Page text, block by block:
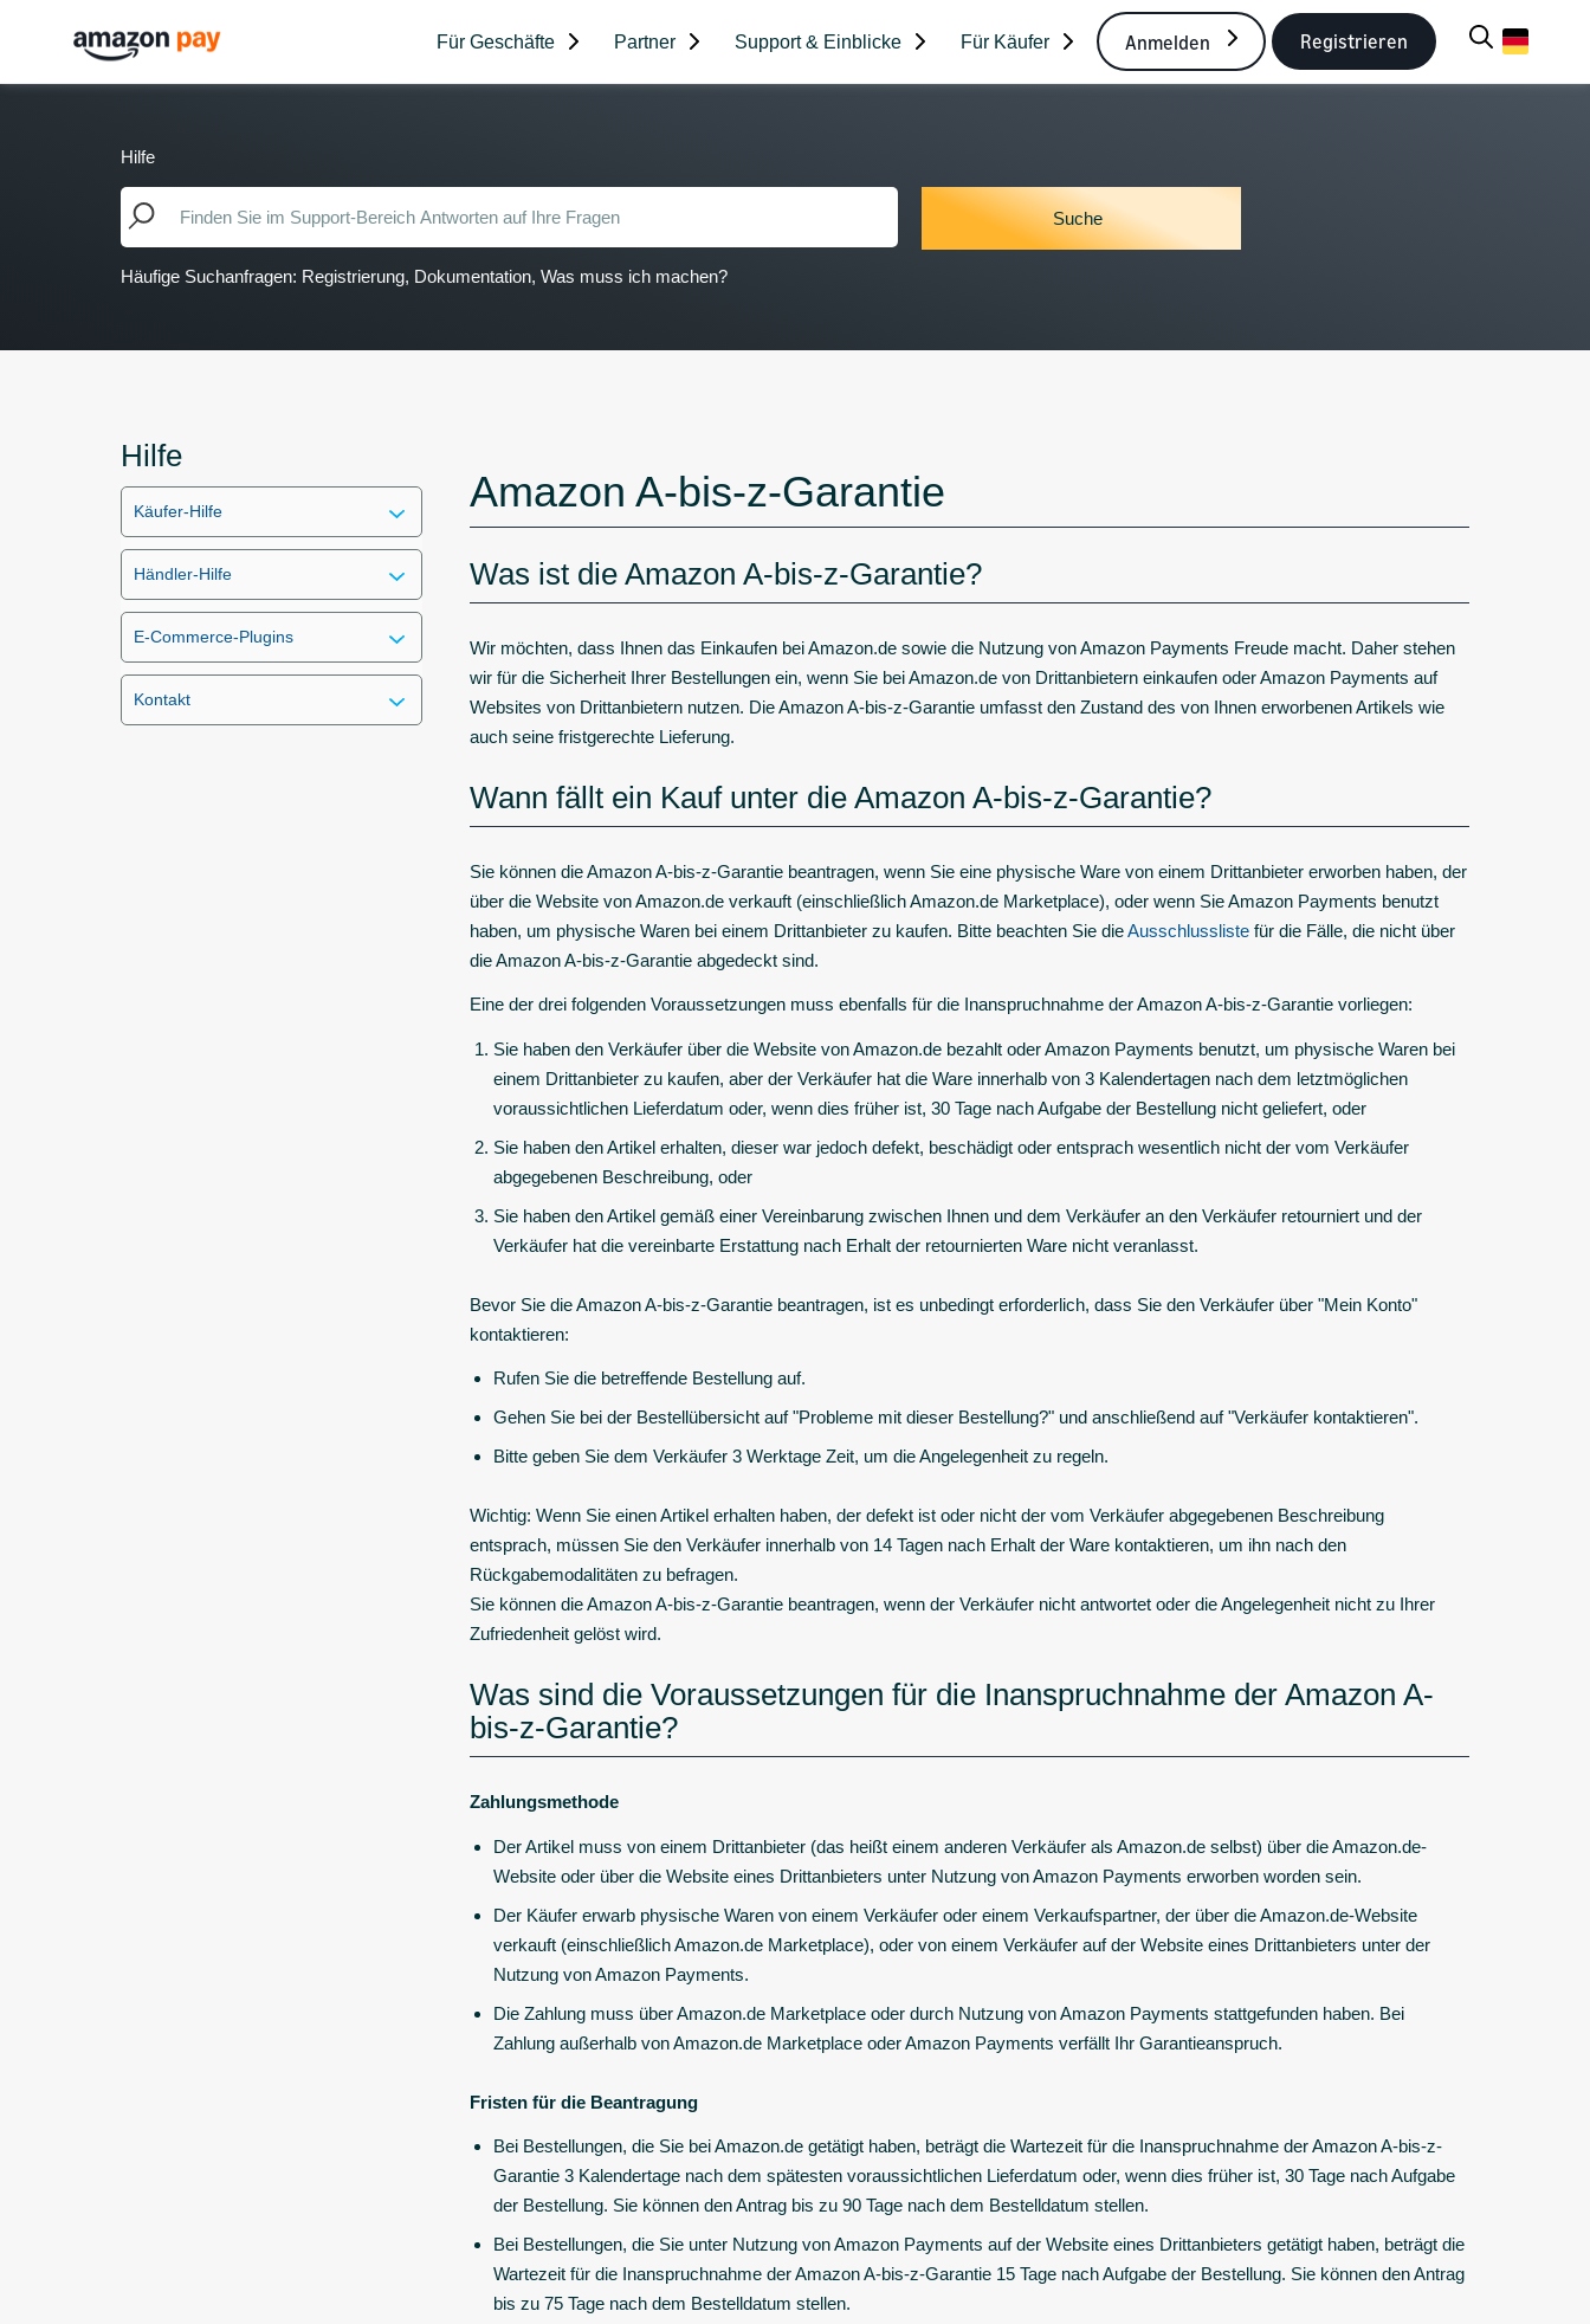
Für Geschäfte Partner Support & Einblicke Für Käufer Anmelden Registrieren
Hilfe
Häufige Suchanfragen: Registrierung, Dokumentation, Was muss ich machen?
Hilfe
Käufer-Hilfe
Händler-Hilfe
E-Commerce-Plugins
Kontakt
Amazon A-bis-z-Garantie
Was ist die Amazon A-bis-z-Garantie?
Wir möchten, dass Ihnen das Einkaufen bei Amazon.de sowie die Nutzung von Amazon Payments Freude macht. Daher stehen
wir für die Sicherheit Ihrer Bestellungen ein, wenn Sie bei Amazon.de von Drittanbietern einkaufen oder Amazon Payments auf
Websites von Drittanbietern nutzen. Die Amazon A-bis-z-Garantie umfasst den Zustand des von Ihnen erworbenen Artikels wie
auch seine fristgerechte Lieferung.
Wann fällt ein Kauf unter die Amazon A-bis-z-Garantie?
Sie können die Amazon A-bis-z-Garantie beantragen, wenn Sie eine physische Ware von einem Drittanbieter erworben haben, der
über die Website von Amazon.de verkauft (einschließlich Amazon.de Marketplace), oder wenn Sie Amazon Payments benutzt
haben, um physische Waren bei einem Drittanbieter zu kaufen. Bitte beachten Sie dieAusschlussliste für die Fälle, die nicht über
die Amazon A-bis-z-Garantie abgedeckt sind.
Eine der drei folgenden Voraussetzungen muss ebenfalls für die Inanspruchnahme der Amazon A-bis-z-Garantie vorliegen:
Sie haben den Verkäufer über die Website von Amazon.de bezahlt oder Amazon Payments benutzt, um physische Waren bei
einem Drittanbieter zu kaufen, aber der Verkäufer hat die Ware innerhalb von 3 Kalendertagen nach dem letztmöglichen
voraussichtlichen Lieferdatum oder, wenn dies früher ist, 30 Tage nach Aufgabe der Bestellung nicht geliefert, oder
Sie haben den Artikel erhalten, dieser war jedoch defekt, beschädigt oder entsprach wesentlich nicht der vom Verkäufer
abgegebenen Beschreibung, oder
Sie haben den Artikel gemäß einer Vereinbarung zwischen Ihnen und dem Verkäufer an den Verkäufer retourniert und der
Verkäufer hat die vereinbarte Erstattung nach Erhalt der retournierten Ware nicht veranlasst.
Bevor Sie die Amazon A-bis-z-Garantie beantragen, ist es unbedingt erforderlich, dass Sie den Verkäufer über "Mein Konto"
kontaktieren:
Rufen Sie die betreffende Bestellung auf.
Gehen Sie bei der Bestellübersicht auf "Probleme mit dieser Bestellung?" und anschließend auf "Verkäufer kontaktieren".
Bitte geben Sie dem Verkäufer 3 Werktage Zeit, um die Angelegenheit zu regeln.
Wichtig: Wenn Sie einen Artikel erhalten haben, der defekt ist oder nicht der vom Verkäufer abgegebenen Beschreibung
entsprach, müssen Sie den Verkäufer innerhalb von 14 Tagen nach Erhalt der Ware kontaktieren, um ihn nach den
Rückgabemodalitäten zu befragen.
Sie können die Amazon A-bis-z-Garantie beantragen, wenn der Verkäufer nicht antwortet oder die Angelegenheit nicht zu Ihrer
Zufriedenheit gelöst wird.
Was sind die Voraussetzungen für die Inanspruchnahme der Amazon A-
bis-z-Garantie?
Zahlungsmethode
Der Artikel muss von einem Drittanbieter (das heißt einem anderen Verkäufer als Amazon.de selbst) über die Amazon.de-
Website oder über die Website eines Drittanbieters unter Nutzung von Amazon Payments erworben worden sein.
Der Käufer erwarb physische Waren von einem Verkäufer oder einem Verkaufspartner, der über die Amazon.de-Website
verkauft (einschließlich Amazon.de Marketplace), oder von einem Verkäufer auf der Website eines Drittanbieters unter der
Nutzung von Amazon Payments.
Die Zahlung muss über Amazon.de Marketplace oder durch Nutzung von Amazon Payments stattgefunden haben. Bei
Zahlung außerhalb von Amazon.de Marketplace oder Amazon Payments verfällt Ihr Garantieanspruch.
Fristen für die Beantragung
Bei Bestellungen, die Sie bei Amazon.de getätigt haben, beträgt die Wartezeit für die Inanspruchnahme der Amazon A-bis-z-
Garantie 3 Kalendertage nach dem spätesten voraussichtlichen Lieferdatum oder, wenn dies früher ist, 30 Tage nach Aufgabe
der Bestellung. Sie können den Antrag bis zu 90 Tage nach dem Bestelldatum stellen.
Bei Bestellungen, die Sie unter Nutzung von Amazon Payments auf der Website eines Drittanbieters getätigt haben, beträgt die
Wartezeit für die Inanspruchnahme der Amazon A-bis-z-Garantie 15 Tage nach Aufgabe der Bestellung. Sie können den Antrag
bis zu 75 Tage nach dem Bestelldatum stellen.